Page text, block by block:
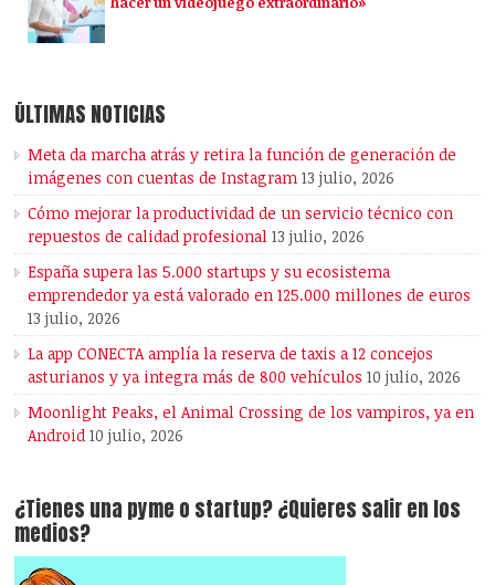
ÚLTIMAS NOTICIAS
Meta da marcha atrás y retira la función de generación de
imágenes con cuentas de Instagram 13 julio, 2026
Cómo mejorar la productividad de un servicio técnico con
repuestos de calidad profesional 13 julio, 2026
España supera las 5.000 startups y su ecosistema
emprendedor ya está valorado en 125.000 millones de euros
13 julio, 2026
La app CONECTA amplía la reserva de taxis a 12 concejos
asturianos y ya integra más de 800 vehículos 10 julio, 2026
Moonlight Peaks, el Animal Crossing de los vampiros, ya en
Android 10 julio, 2026
¿Tienes una pyme o startup? ¿Quieres salir en los
medios?